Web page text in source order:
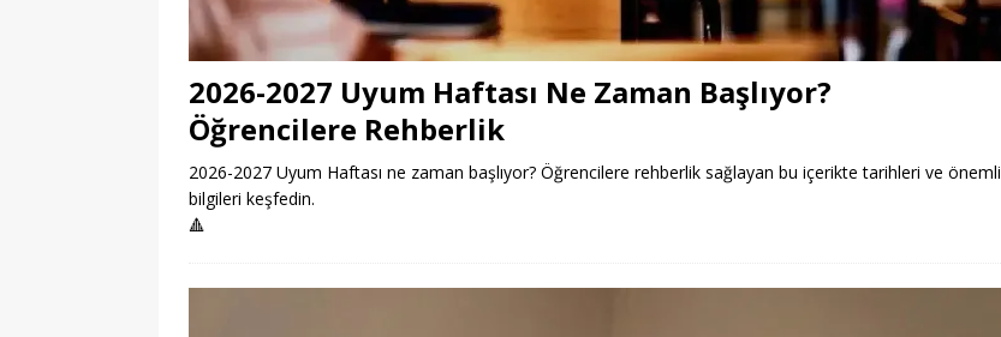
2026-2027 Uyum Haftası Ne Zaman Başlıyor?
Öğrencilere Rehberlik
2026-2027 Uyum Haftası ne zaman başlıyor? Öğrencilere rehberlik sağlayan bu içerikte tarihleri ve önemli
bilgileri keşfedin.
🔺